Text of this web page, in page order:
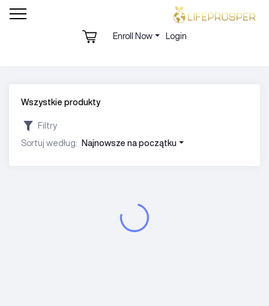
Enroll Now Login
Wszystkie produkty
Filtry
Sortuj według: Najnowsze na początku